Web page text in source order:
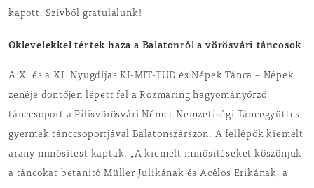
kapott. Szívből gratulálunk!
Oklevelekkel tértek haza a Balatonról a vörösvári táncosok
A X. és a XI. Nyugdíjas KI-MIT-TUD és Népek Tánca – Népek
zenéje döntőjén lépett fel a Rozmaring hagyományőrző
tánccsoport a Pilisvörösvári Német Nemzetiségi Táncegyüttes
gyermek tánccsoportjával Balatonszárszón. A fellépők kiemelt
arany minősítést kaptak. „A kiemelt minősítéseket köszönjük
a táncokat betanitó Müller Julikának és Acélos Erikának, a